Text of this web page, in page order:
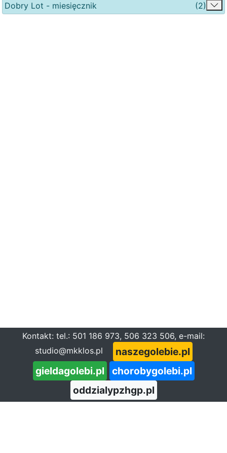
Dobry Lot - miesięcznik
(2)
Zbiór: Hodowca Gołębi Pocztowych 1995/02
(734)
Kontakt: tel.: 501 186 973, 506 323 506, e-mail:
studio@mkklos.pl
naszegolebie.pl
gieldagolebi.pl
chorobygolebi.pl
oddzialypzhgp.pl